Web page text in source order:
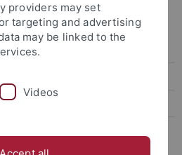
Team
providers may set
targeting and advertising
may be linked to the
Videos